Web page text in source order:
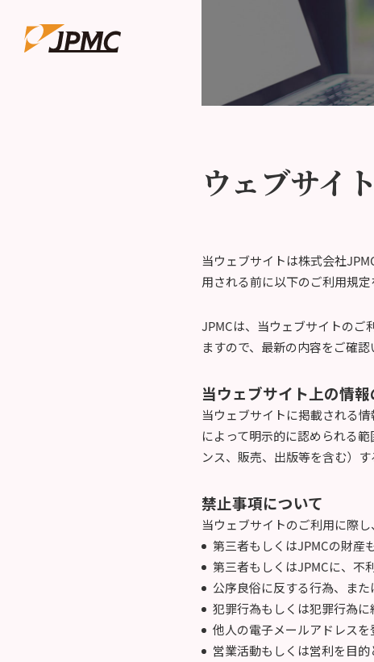
ウェブサイ
当ウェブサイトは株式会社
用される前に以下のご利用規
JPMCは、当ウェブサイトのご
ますので、最新の内容をご確
当ウェブサイト上の情
当ウェブサイトに掲載される
によって明示的に認められる
ンス、販売、出版等を含む）
禁止事項について
当ウェブサイトのご利用に際
第三者もしくはJPMCの財産
第三者もしくはJPMCに、不
公序良俗に反する行為、また
犯罪行為もしくは犯罪行為に
他人の電子メールアドレスを
営業活動もしくは営利を目